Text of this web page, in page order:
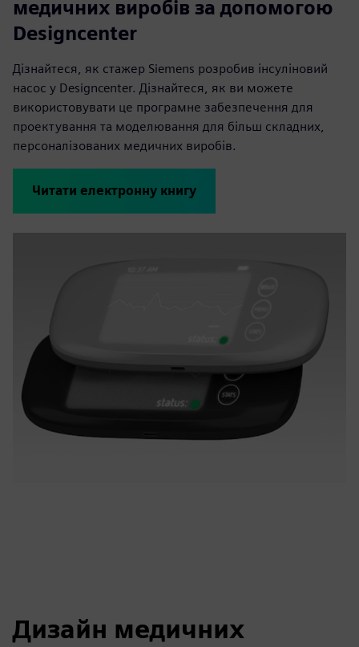
медичних виробів за допомогою
Designcenter
Дізнайтеся, як стажер Siemens розробив інсуліновий
насос у Designcenter. Дізнайтеся, як ви можете
використовувати це програмне забезпечення для
проектування та моделювання для більш складних,
персоналізованих медичних виробів.
Читати електронну книгу
Дизайн медичних